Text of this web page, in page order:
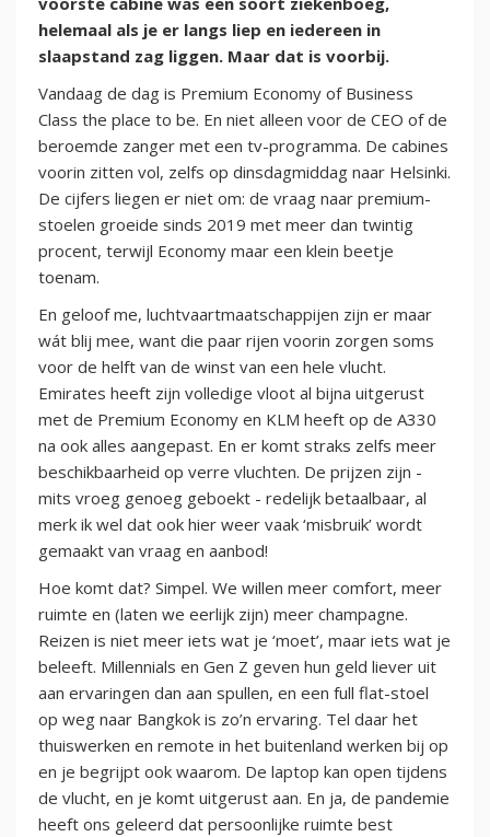
helemaal als je er langs liep en iedereen in
slaapstand zag liggen. Maar dat is voorbij.
Vandaag de dag is Premium Economy of Business
Class the place to be. En niet alleen voor de CEO of de
beroemde zanger met een tv-programma. De cabines
voorin zitten vol, zelfs op dinsdagmiddag naar Helsinki.
De cijfers liegen er niet om: de vraag naar premium-
stoelen groeide sinds 2019 met meer dan twintig
procent, terwijl Economy maar een klein beetje
toenam.
En geloof me, luchtvaartmaatschappijen zijn er maar
wát blij mee, want die paar rijen voorin zorgen soms
voor de helft van de winst van een hele vlucht.
Emirates heeft zijn volledige vloot al bijna uitgerust
met de Premium Economy en KLM heeft op de A330
na ook alles aangepast. En er komt straks zelfs meer
beschikbaarheid op verre vluchten. De prijzen zijn -
mits vroeg genoeg geboekt - redelijk betaalbaar, al
merk ik wel dat ook hier weer vaak ‘misbruik’ wordt
gemaakt van vraag en aanbod!
Hoe komt dat? Simpel. We willen meer comfort, meer
ruimte en (laten we eerlijk zijn) meer champagne.
Reizen is niet meer iets wat je ‘moet’, maar iets wat je
beleeft. Millennials en Gen Z geven hun geld liever uit
aan ervaringen dan aan spullen, en een full flat-stoel
op weg naar Bangkok is zo’n ervaring. Tel daar het
thuiswerken en remote in het buitenland werken bij op
en je begrijpt ook waarom. De laptop kan open tijdens
de vlucht, en je komt uitgerust aan. En ja, de pandemie
heeft ons geleerd dat persoonlijke ruimte best